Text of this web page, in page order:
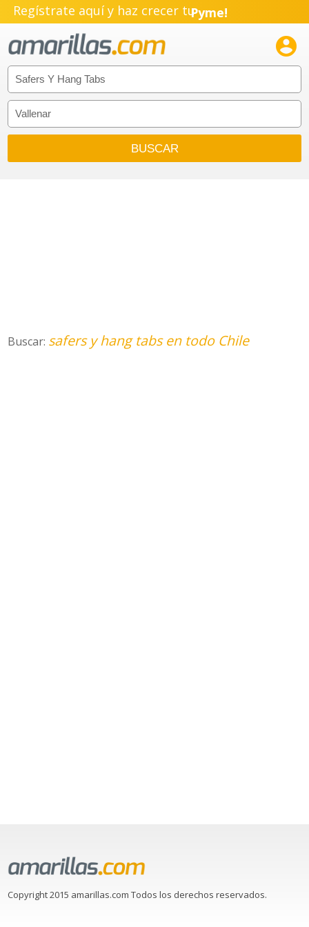
Regístrate aquí y haz crecer tuPyme!
Emprendimiento!

Buscar: safers y hang tabs en todo Chile
Copyright 2015 amarillas.com Todos los derechos reservados.